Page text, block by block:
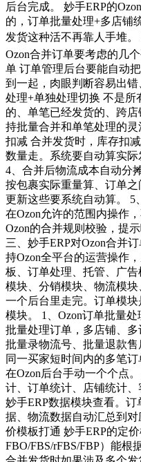
后台完成。 妙手ERP的
的，订单批量处理+多店铺
发货这种活不再靠人手堆。
Ozon合并订单要考虑的几
单 订单管理后台要能自动
到一起，肉眼判断容易出
处理+单独处理切换 不是
的、单笔已经发货的、跨
持批量合并和单笔处理的
扣减 合并发货时，库存扣
数量走。系统要自动算实际
4、合并后物流成本自动分
按包裹实际重量算、订单
更新这些要系统自动算。 5
在Ozon允许的范围内操作
Ozon的合并规则校验，提
三、妙手ERP对Ozon合并
持Ozon全平台的运营操作
板、订单处理、托管、广
模块、分销模块、物流模
一个后台里走完。订单模
模块。 1、Ozon订单批量
批量处理订单，多店铺、多
批量录物流号、批量退款售
同一买家短时间内的多笔
在Ozon后台手动一个个点
计、订单统计、店铺统计
妙手ERP数据模块查看。
据、物流数据自动汇总到
价模板打通 妙手ERP的定
FBO/FBS/rFBS/FBP）能